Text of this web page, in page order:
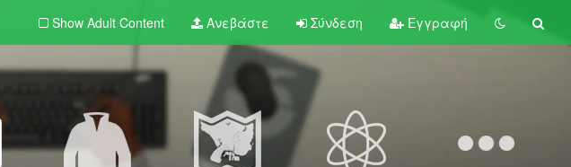
Show Adult Content Ανεβάστε Σύνδεση Εγγραφή